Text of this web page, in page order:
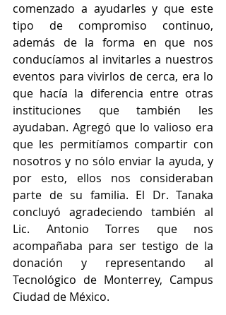
comenzado a ayudarles y que este
tipo de compromiso continuo,
además de la forma en que nos
conducíamos al invitarles a nuestros
eventos para vivirlos de cerca, era lo
que hacía la diferencia entre otras
instituciones que también les
ayudaban. Agregó que lo valioso era
que les permitíamos compartir con
nosotros y no sólo enviar la ayuda, y
por esto, ellos nos consideraban
parte de su familia. El Dr. Tanaka
concluyó agradeciendo también al
Lic. Antonio Torres que nos
acompañaba para ser testigo de la
donación y representando al
Tecnológico de Monterrey, Campus
Ciudad de México.